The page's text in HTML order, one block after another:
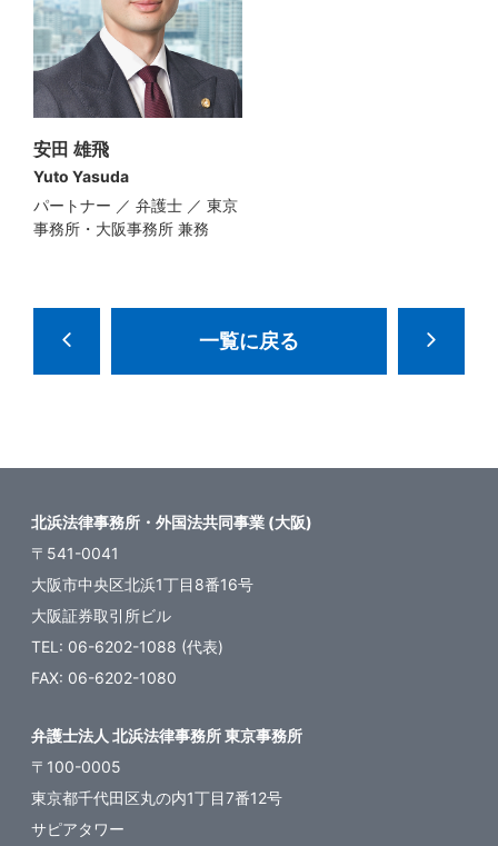
安田 雄飛
Yuto Yasuda
パートナー ／ 弁護士 ／ 東京
事務所・大阪事務所 兼務
一覧に戻る
北浜法律事務所・外国法共同事業 (大阪)
〒541-0041
大阪市中央区北浜1丁目8番16号
大阪証券取引所ビル
TEL: 06-6202-1088 (代表)
FAX: 06-6202-1080
弁護士法人 北浜法律事務所 東京事務所
〒100-0005
東京都千代田区丸の内1丁目7番12号
サピアタワー